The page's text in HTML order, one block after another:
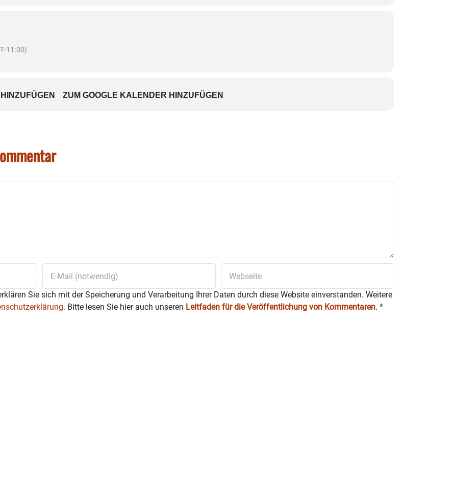
Klemm und Rosalie Schlagheck.
11:00)
ZUM GOOGLE KALENDER HINZUFÜGEN
Sie sich mit der Speicherung und Verarbeitung Ihrer Daten durch diese Website einverstanden. Weitere
Bitte lesen Sie hier auch unseren Leitfaden für die Veröffentlichung von Kommentaren. *